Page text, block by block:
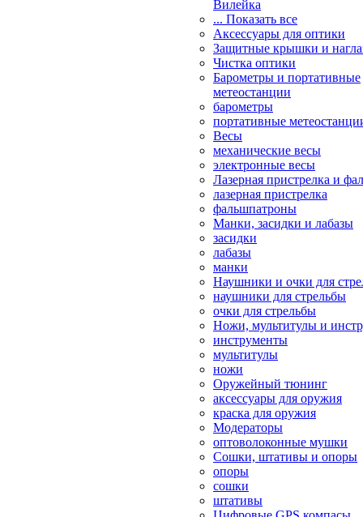
Вилейка
... Показать все
Аксессуары для оптики
Защитные крышки и
Чистка оптики
Барометры и портативные
метеостанции
барометры
портативные
Весы
механические весы
электронные весы
Лазерная пристрелка и
лазерная пристрелка
фальшпатроны
Манки, засидки и лабазы
засидки
лабазы
манки
Наушники и очки для
наушники для стрельбы
очки для стрельбы
Ножи, мультитулы и
инструменты
мультитулы
ножи
Оружейный тюнинг
аксессуары для оружия
краска для оружия
Модераторы
оптоволоконные мушки
Сошки, штативы и опоры
опоры
сошки
штативы